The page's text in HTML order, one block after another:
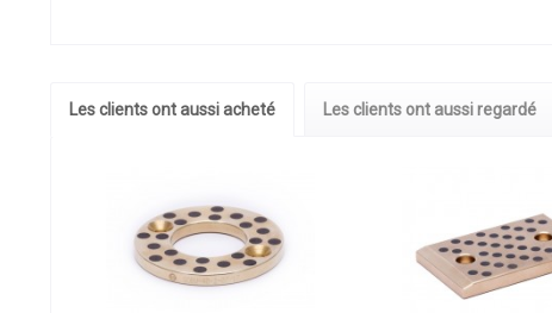
Les clients ont aussi acheté Les clients ont aussi regardé